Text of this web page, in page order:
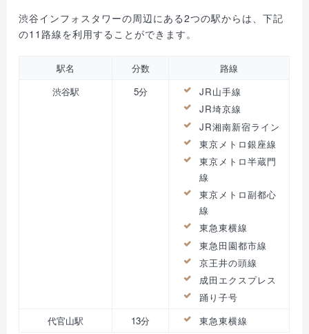
渋谷インフォスタワーの周辺にある2つの駅からは、下記
の11路線を利用することができます。
駅名 分数
路線
渋谷駅
5分
JR山手線
JR埼京線
JR湘南新宿ライン
東京メトロ銀座線
東京メトロ半蔵門
線
東京メトロ副都心
線
東急東横線
東急田園都市線
京王井の頭線
成田エクスプレス
踊り子号
代官山駅
13分 東急東横線